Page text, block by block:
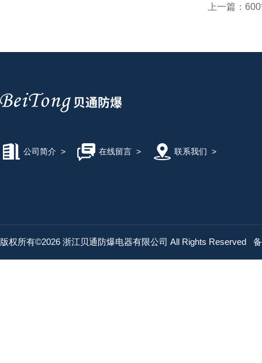
上一篇：
公司简介 > 在线留言> 联系我们 >
版权所有©2026 浙江贝通防爆电器有限公司 All Rights Reserved